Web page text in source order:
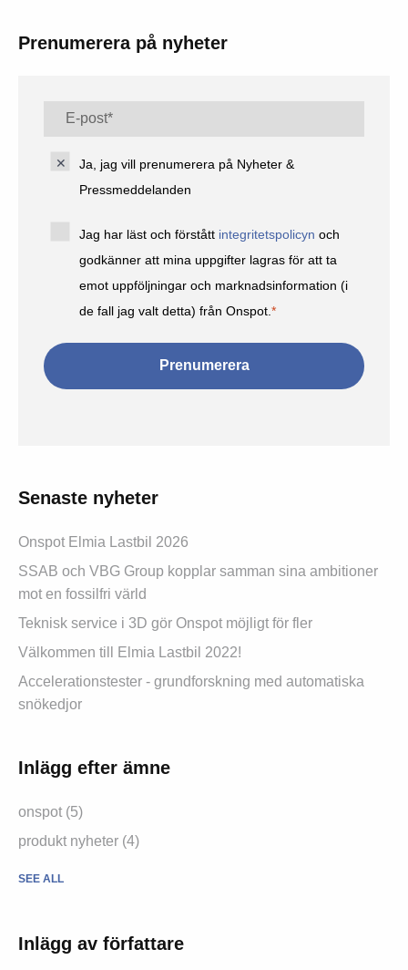
Prenumerera på nyheter
Ja, jag vill prenumerera på Nyheter &
Pressmeddelanden
Jag har läst och förstått integritetspolicyn och
godkänner att mina uppgifter lagras för att ta
emot uppföljningar och marknadsinformation (i
de fall jag valt detta) från Onspot.*
Senaste nyheter
Onspot Elmia Lastbil 2026
SSAB och VBG Group kopplar samman sina ambitioner
mot en fossilfri värld
Teknisk service i 3D gör Onspot möjligt för fler
Välkommen till Elmia Lastbil 2022!
Accelerationstester - grundforskning med automatiska
snökedjor
Inlägg efter ämne
onspot (5)
produkt nyheter (4)
SEE ALL
Inlägg av författare